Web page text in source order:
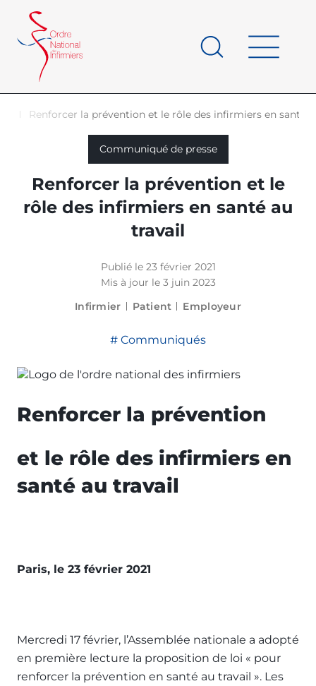
contenu
principal
d'ArianeRenforcer la prévention et le rôle des infirmiers en santé
Communiqué de presse
Renforcer la prévention et le
rôle des infirmiers en santé au
travail
Publié le 23 février 2021
Mis à jour le 3 juin 2023
Infirmier
Patient Employeur
Communiqués
Renforcer la prévention
et le rôle des infirmiers en
santé au travail
Paris, le 23 février 2021
Mercredi 17 février, l’Assemblée nationale a adopté
en première lecture la proposition de loi « pour
renforcer la prévention en santé au travail ». Les
page
Panneau de gestion des cookies